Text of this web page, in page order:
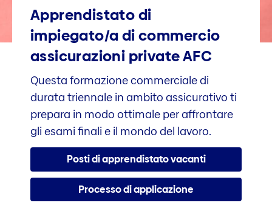
Apprendistato di
impiegato/a di com­mercio
assicura­zioni private AFC
Questa formazione commerciale di
durata triennale in ambito assicurativo ti
prepara in modo ottimale per affrontare
gli esami finali e il mondo del lavoro.
Posti di apprendistato vacanti
Processo di applicazione